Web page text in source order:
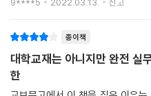
것이다.
“놀라울 정도로 공통점이 없다”
많은 사람이 창업에 성공한 CEO에
9****5 2022.03.13. 신고
종이책
대학교재는 아니지만 완전 실
한